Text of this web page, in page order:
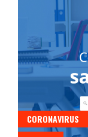
CORONAVIRUS